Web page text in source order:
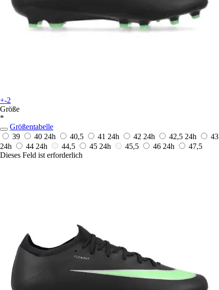
+-2
Größe
*
Größentabelle
39
40 24h 40,5 41 24h 42 24h 42,5 24h
43
24h
44 24h 44,5 45 24h 45,5 46 24h
47,5
Dieses Feld ist erforderlich